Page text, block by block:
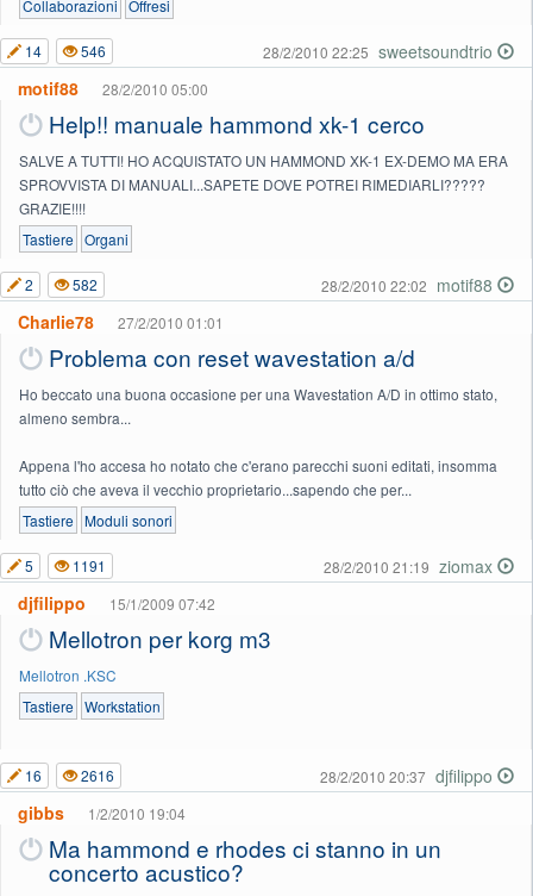
Collaborazioni Offresi
sweetsoundtrio
28/2/2010 22:25
14 546
motif88 28/2/2010 05:00
Help!! manuale hammond xk-1 cerco
SALVE A TUTTI! HO ACQUISTATO UN HAMMOND XK-1 EX-DEMO MA ERA
SPROVVISTA DI MANUALI...SAPETE DOVE POTREI RIMEDIARLI?????
GRAZIE!!!!
Tastiere Organi
motif88
28/2/2010 22:02
2 582
Charlie78 27/2/2010 01:01
Problema con reset wavestation a/d
Ho beccato una buona occasione per una Wavestation A/D in ottimo stato,
almeno sembra...
Appena l'ho accesa ho notato che c'erano parecchi suoni editati, insomma
tutto ciò che aveva il vecchio proprietario...sapendo che per...
Tastiere Moduli sonori
ziomax
28/2/2010 21:19
5 1191
djfilippo 15/1/2009 07:42
Mellotron per korg m3
Mellotron .KSC
Tastiere Workstation
djfilippo
28/2/2010 20:37
16 2616
gibbs 1/2/2010 19:04
Ma hammond e rhodes ci stanno in un
concerto acustico?